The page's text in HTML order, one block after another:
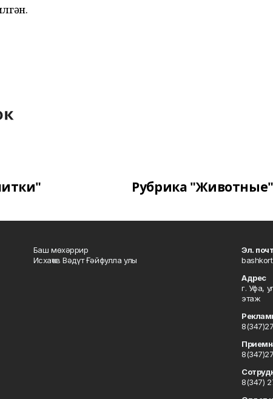
Рубрика "Животные"
Баш мөхәррир
Исхаҡов Вәдүт Ғәйфулла улы
Эл.
Адрес
г. Уфа,
этаж
8(347)